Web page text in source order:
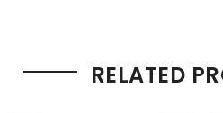
RELATED